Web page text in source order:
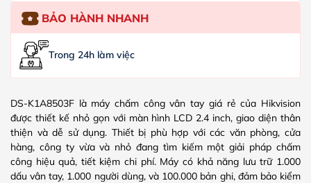
BẢO HÀNH NHANH
Trong 24h làm việc
DS-K1A8503F là máy chấm công vân tay giá rẻ của Hikvision
được thiết kế nhỏ gọn với màn hình LCD 2.4 inch, giao diện thân
thiện và dễ sử dụng. Thiết bị phù hợp với các văn phòng, cửa
hàng, công ty vừa và nhỏ đang tìm kiếm một giải pháp chấm
công hiệu quả, tiết kiệm chi phí. Máy có khả năng lưu trữ 1.000
dấu vân tay, 1.000 người dùng, và 100.000 bản ghi, đảm bảo kiểm